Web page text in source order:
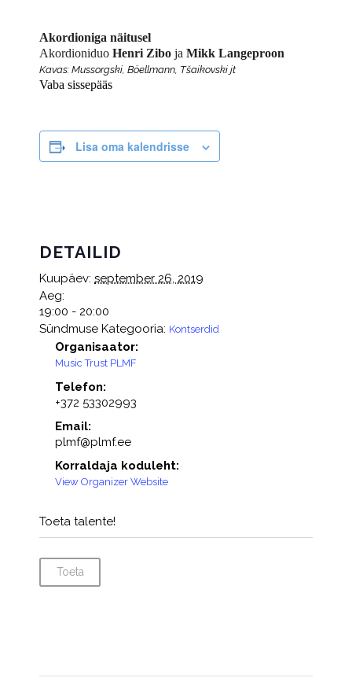
Akordioniga näitusel
Akordioniduo Henri Zibo ja Mikk Langeproon
Kavas: Mussorgski, Böellmann, Tšaikovski jt
Vaba sissepääs
Lisa oma kalendrisse
DETAILID
Kuupäev: september 26, 2019
Aeg:
19:00 - 20:00
Sündmuse Kategooria: Kontserdid
Organisaator:
Music Trust PLMF
Telefon:
+372 53302993
Email:
plmf@plmf.ee
Korraldaja koduleht:
View Organizer Website
Toeta talente!
Toeta